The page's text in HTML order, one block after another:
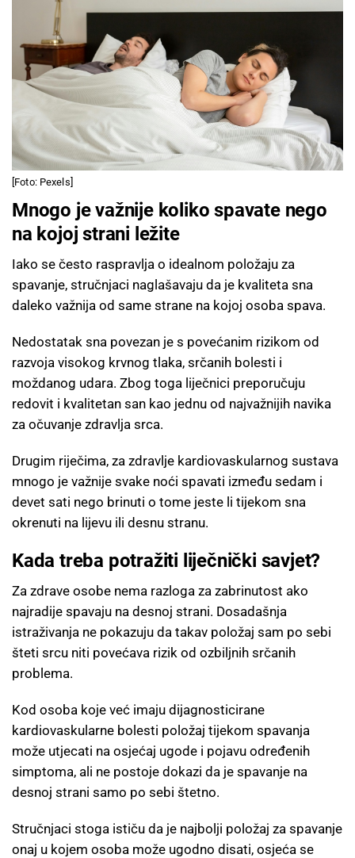
[Foto: Pexels]
Mnogo je važnije koliko spavate nego
na kojoj strani ležite
Iako se često raspravlja o idealnom položaju za
spavanje, stručnjaci naglašavaju da je kvaliteta sna
daleko važnija od same strane na kojoj osoba spava.
Nedostatak sna povezan je s povećanim rizikom od
razvoja visokog krvnog tlaka, srčanih bolesti i
moždanog udara. Zbog toga liječnici preporučuju
redovit i kvalitetan san kao jednu od najvažnijih navika
za očuvanje zdravlja srca.
Drugim riječima, za zdravlje kardiovaskularnog sustava
mnogo je važnije svake noći spavati između sedam i
devet sati nego brinuti o tome jeste li tijekom sna
okrenuti na lijevu ili desnu stranu.
Kada treba potražiti liječnički savjet?
Za zdrave osobe nema razloga za zabrinutost ako
najradije spavaju na desnoj strani. Dosadašnja
istraživanja ne pokazuju da takav položaj sam po sebi
šteti srcu niti povećava rizik od ozbiljnih srčanih
problema.
Kod osoba koje već imaju dijagnosticirane
kardiovaskularne bolesti položaj tijekom spavanja
može utjecati na osjećaj ugode i pojavu određenih
simptoma, ali ne postoje dokazi da je spavanje na
desnoj strani samo po sebi štetno.
Stručnjaci stoga ističu da je najbolji položaj za spavanje
onaj u kojem osoba može ugodno disati, osjeća se